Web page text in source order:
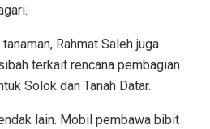
Rahmat Saleh juga
terkait rencana pembagian
Solok dan Tanah Datar.
lain. Mobil pembawa bibit